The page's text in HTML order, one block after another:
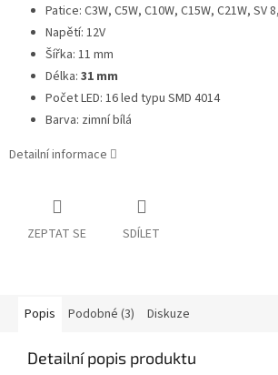
Patice: C3W, C5W, C10W, C15W, C21W, SV
Napětí: 12V
Šířka: 11 mm
Délka: 31 mm
Počet LED: 16 led typu SMD 4014
Barva: zimní bílá
Detailní informace
ZEPTAT SE SDÍLET
Popis Podobné (3) Diskuze
Detailní popis produktu